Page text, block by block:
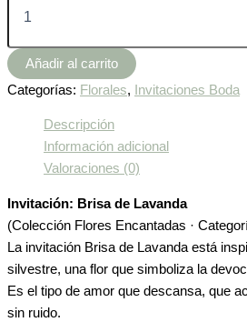
Añadir al carrito
Categorías: Florales, Invitaciones Boda
Descripción
Información adicional
Valoraciones (0)
Invitación: Brisa de Lavanda
(Colección Flores Encantadas ·
La invitación Brisa de Lavanda está
silvestre, una flor que simboliza la
Es el tipo de amor que descansa, que
sin ruido.